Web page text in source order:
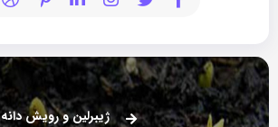
ژیبرلین و رویش دانه